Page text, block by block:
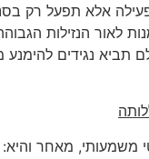
אלא תפעל רק
לאור הנזילות
תביא נגידים
משמעותי, מאחר והיא: